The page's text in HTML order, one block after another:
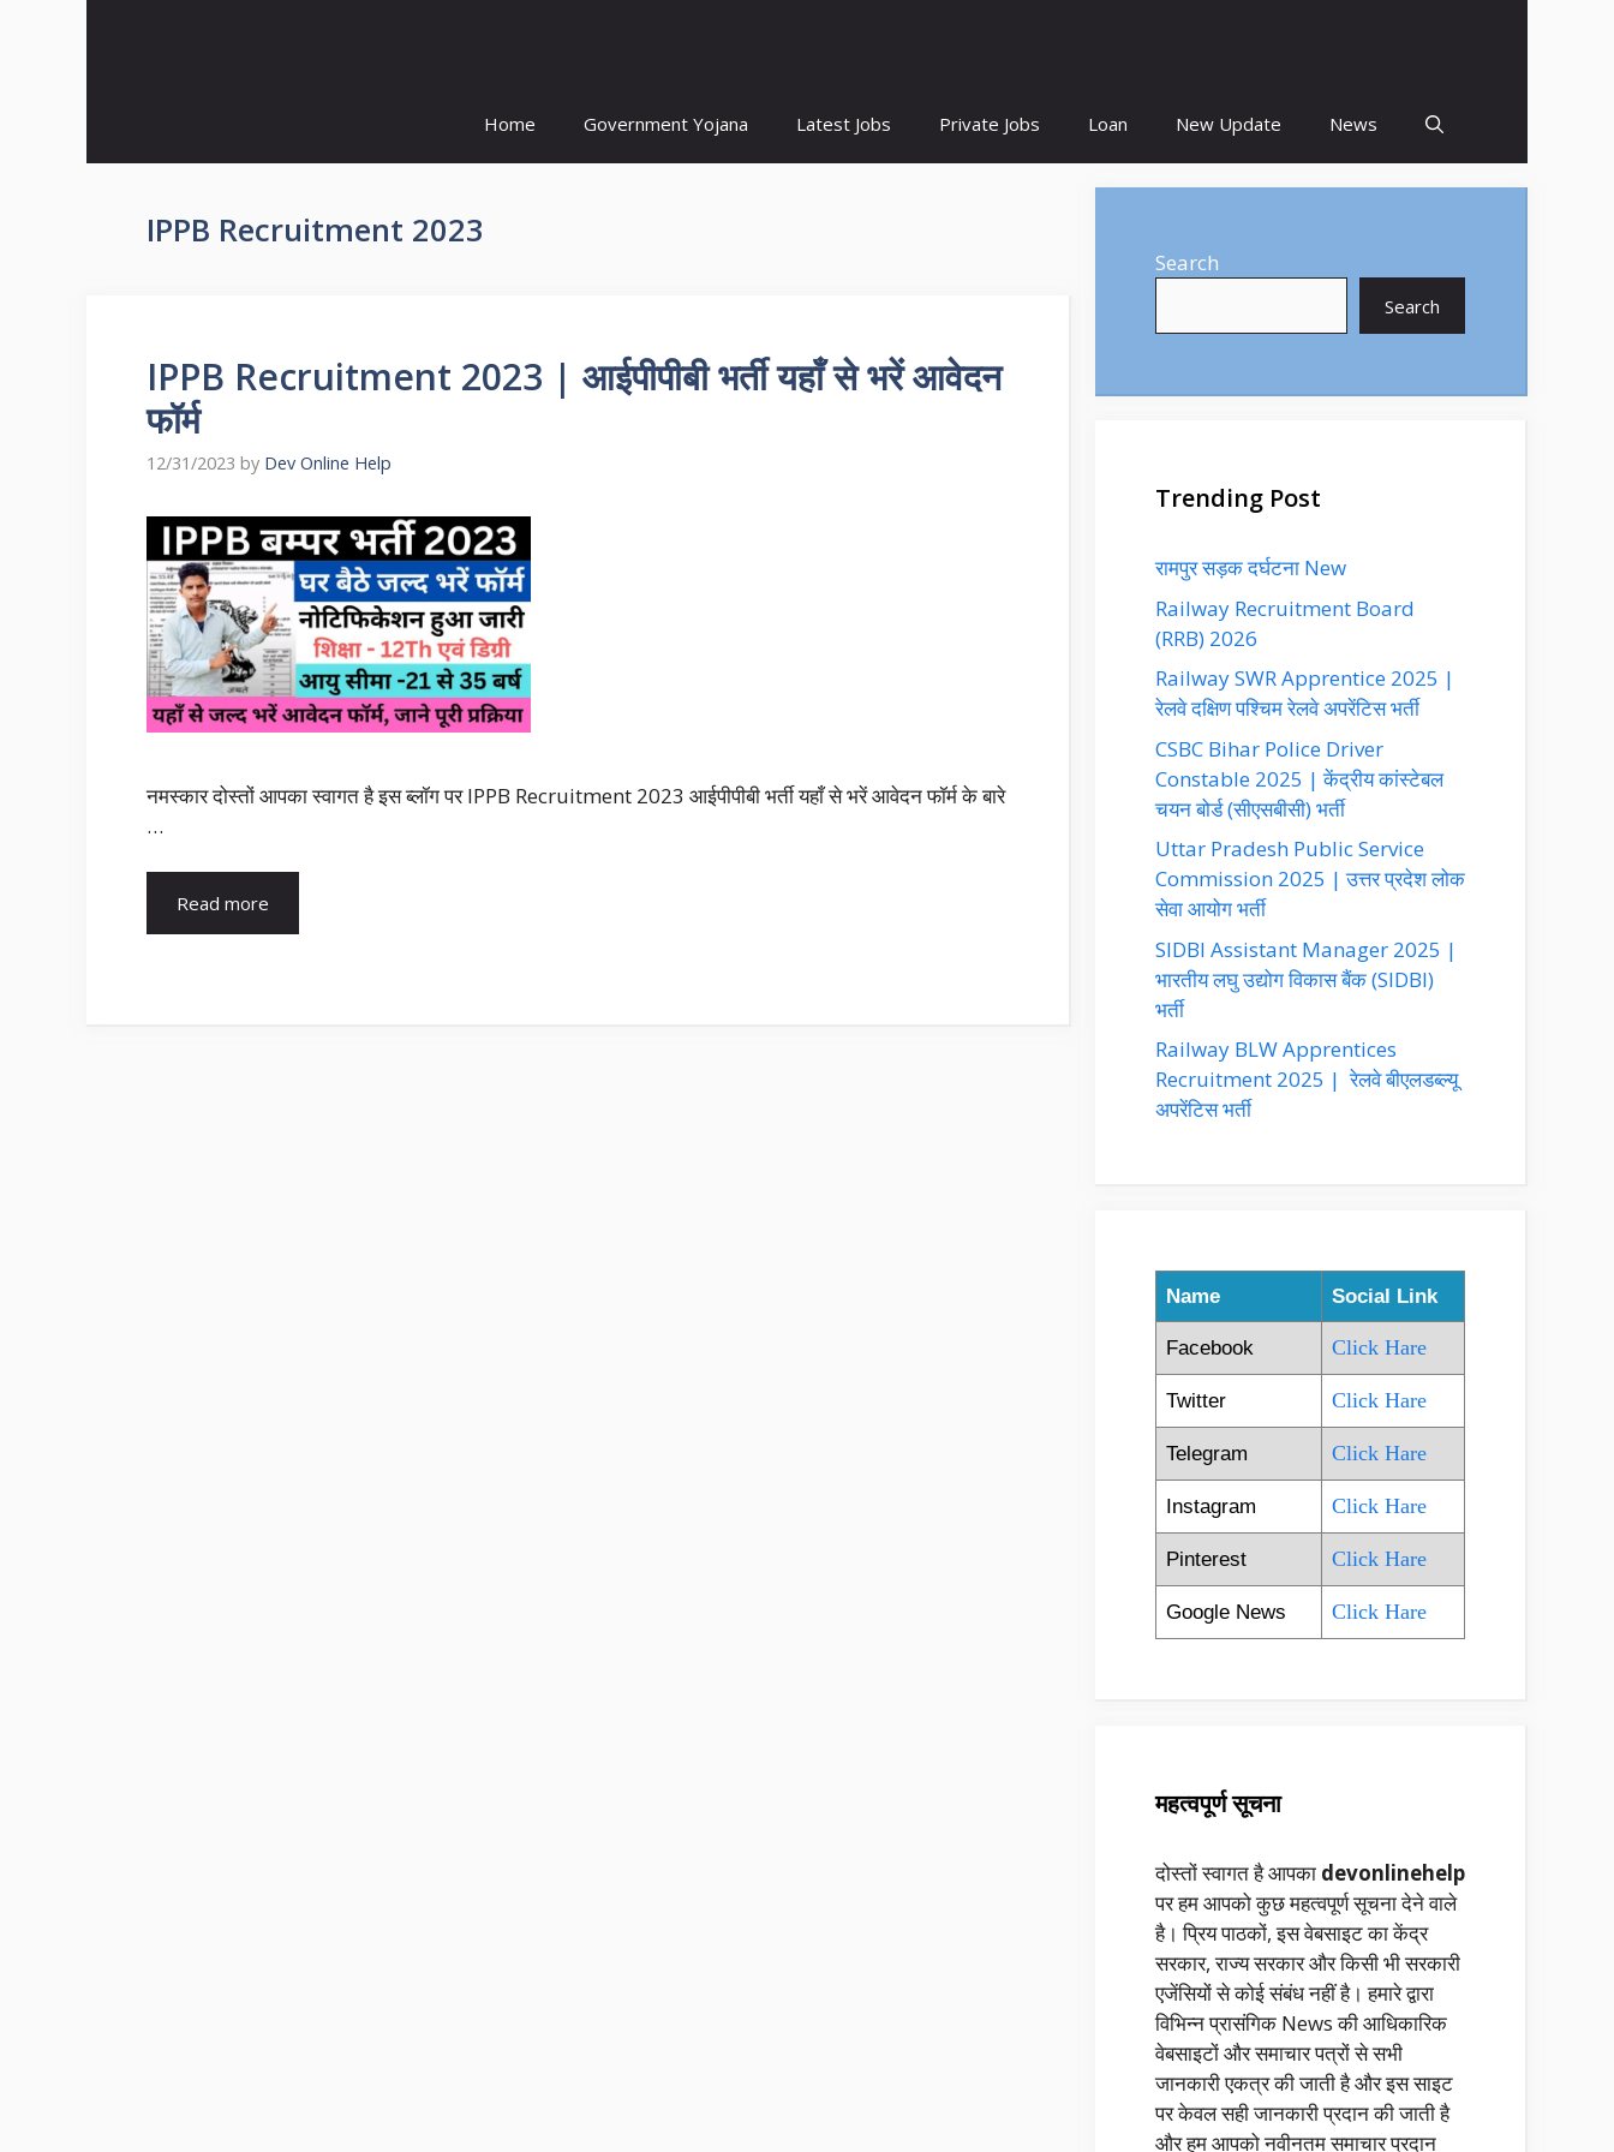
Home Government Yojana Latest Jobs Private Jobs Loan New Update News
IPPB Recruitment 2023
IPPB Recruitment 2023 | आईपीपीबी भर्ती यहाँ से भरें आवेदन
फॉर्म
12/31/2023 by Dev Online Help
नमस्कार दोस्तों आपका स्वागत है इस ब्लॉग पर IPPB Recruitment 2023 आईपीपीबी भर्ती यहाँ से भरें आवेदन फॉर्म के बारे
…
Read more
Search
Search
Trending Post
रामपुर सड़क दर्घटना New
Railway Recruitment Board
(RRB) 2026
Railway SWR Apprentice 2025 |
रेलवे दक्षिण पश्चिम रेलवे अपरेंटिस भर्ती
CSBC Bihar Police Driver
Constable 2025 | केंद्रीय कांस्टेबल
चयन बोर्ड (सीएसबीसी) भर्ती
Uttar Pradesh Public Service
Commission 2025 | उत्तर प्रदेश लोक
सेवा आयोग भर्ती
SIDBI Assistant Manager 2025 |
भारतीय लघु उद्योग विकास बैंक (SIDBI)
भर्ती
Railway BLW Apprentices
Recruitment 2025 | रेलवे बीएलडब्ल्यू
अपरेंटिस भर्ती
Name Social Link
Facebook Click Hare
Twitter Click Hare
Telegram Click Hare
Instagram Click Hare
Pinterest Click Hare
Google News Click Hare
महत्वपूर्ण सूचना
दोस्तों स्वागत है आपका devonlinehelp
पर हम आपको कुछ महत्वपूर्ण सूचना देने वाले
है। प्रिय पाठकों, इस वेबसाइट का केंद्र
सरकार, राज्य सरकार और किसी भी सरकारी
एजेंसियों से कोई संबंध नहीं है। हमारे द्वारा
विभिन्न प्रासंगिक News की आधिकारिक
वेबसाइटों और समाचार पत्रों से सभी
जानकारी एकत्र की जाती है और इस साइट
पर केवल सही जानकारी प्रदान की जाती है
और हम आपको नवीनतम समाचार प्रदान